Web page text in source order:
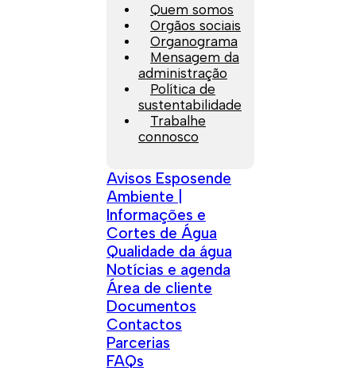
Quem somos
Orgãos sociais
Organograma
Mensagem da
administração
Política de
sustentabilidade
Trabalhe
connosco
Avisos Esposende
Ambiente |
Informações e
Cortes de Água
Qualidade da água
Notícias e agenda
Área de cliente
Documentos
Contactos
Parcerias
FAQs